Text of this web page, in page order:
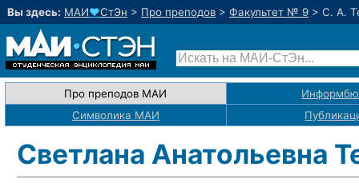
Вы здесь: МАИ♥СтЭн > Про преподов > Факультет № 9 > С. А.
Про преподов МАИ
Символика МАИ
Светлана Анатольевна